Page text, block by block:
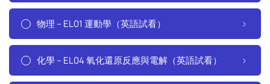
物理 – EL01 運動學（英語試看）
化學 – EL04 氧化還原反應與電解（英語試看）